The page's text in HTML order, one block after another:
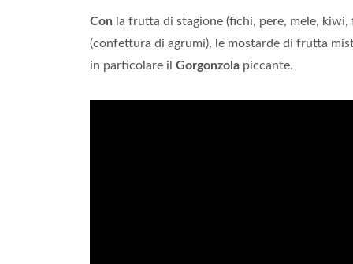
Con la frutta di stagione (fichi, pere, mele,
(confettura di agrumi), le mostarde di frutta
in particolare il Gorgonzola piccante.